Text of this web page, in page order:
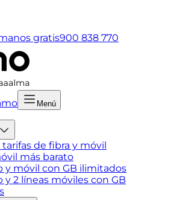
gratis900 838 770
Menú
tarifas de fibra y móvil
más barato
y móvil con GB ilimitados
y 2 líneas móviles con GB